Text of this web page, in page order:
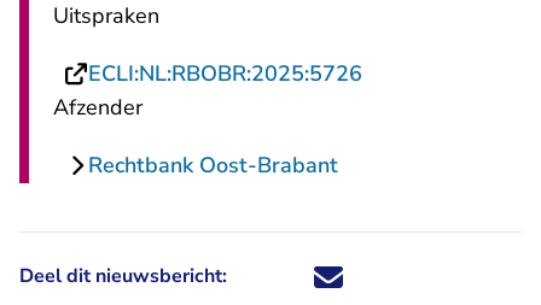
Uitspraken
ECLI:NL:RBOBR:2025:5726
Afzender
Rechtbank Oost-Brabant
Deel dit nieuwsbericht: Deel dit nieuwsbericht via X -
Deel dit nieuwsbericht via
Deel dit nieuwsbericht
Deel dit